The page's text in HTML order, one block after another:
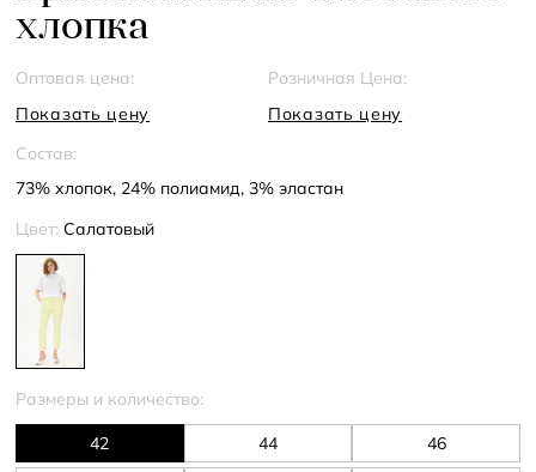
хлопка
Оптовая цена:
Показать цену
Розничная Цена:
Показать цену
Состав:
73% хлопок, 24% полиамид, 3% эластан
Цвет: Салатовый
Размеры и количество:
42 44 46